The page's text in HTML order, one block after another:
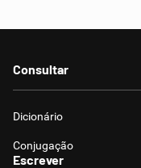
Consultar
Dicionário
Conjugação
Escrever